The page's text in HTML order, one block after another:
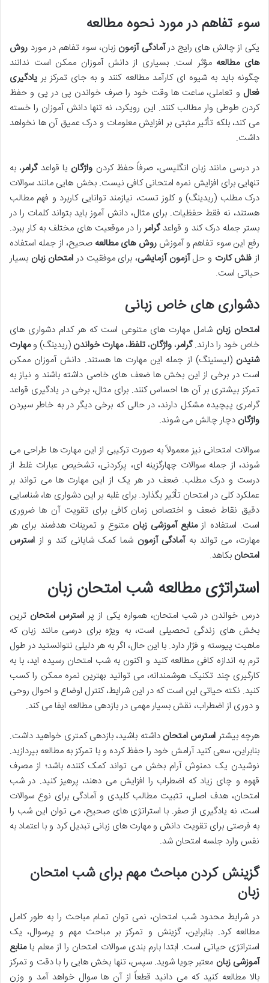
سوء تفاهم در مورد نحوه مطالعه
یکی از چالش های رایج درآمادگی آزمون زبان، سوء تفاهم در مورد روش
های مطالعه مؤثر است. بسیاری از دانش آموزان ممکن است ندانند
چگونه باید به شیوه ای کارآمد مطالعه کنند و به جای تمرکز بر یادگیری
فعال و تعاملی، ساعت ها وقت خود را صرف خواندن پی در پی و حفظ
کردن طوطی وار مطالب کنند. این رویکرد، نه تنها دانش آموزان را خسته
می کند، بلکه تأثیر مثبتی بر افزایش معلومات و درک عمیق آن ها نخواهد
داشت.
در درسی مانند زبان انگلیسی، صرفاً حفظ کردن واژگان یا قواعدگرامر، به
تنهایی برای افزایش نمره امتحانی کافی نیست. بخش هایی مانند سوالات
درک مطلب (ریدینگ) و کلوز تست، نیازمند توانایی کاربرد و فهم مطالب
هستند، نه فقط حفظیات. برای مثال، دانش آموز باید بتواند کلمات را در
بستر جمله درک کند و قواعدگرامررا در موقعیت های مختلف به کار ببرد.
رفع این سوء تفاهم و آموزشروش های مطالعه صحیح، از جمله استفاده
ازفلش کارت و حلآزمون آزمایشی، برای موفقیت درامتحان زبان بسیار
حیاتی است.
دشواری های خاص زبانی
امتحان زبان شامل مهارت های متنوعی است که هر کدام دشواری های
خاص خود را دارند.گرامر، واژگان، تلفظ،مهارت خواندن (ریدینگ) ومهارت
شنیدن (لیسنینگ) از جمله این مهارت ها هستند. دانش آموزان ممکن
است در برخی از این بخش ها ضعف های خاصی داشته باشند و نیاز به
تمرکز بیشتری بر آن ها احساس کنند. برای مثال، برخی در یادگیری قواعد
گرامری پیچیده مشکل دارند، در حالی که برخی دیگر در به خاطر سپردن
واژگان دچار چالش می شوند.
سوالات امتحانی نیز معمولاً به صورت ترکیبی از این مهارت ها طراحی می
شوند، از جمله سوالات چهارگزینه ای، پرکردنی، تشخیص عبارات غلط از
درست و درک مطلب. ضعف در هر یک از این مهارت ها می تواند بر
عملکرد کلی در امتحان تأثیر بگذارد. برای غلبه بر این دشواری ها، شناسایی
دقیق نقاط ضعف و اختصاص زمان کافی برای تقویت آن ها ضروری
است. استفاده ازمنابع آموزشی زبان متنوع و تمرینات هدفمند برای هر
مهارت، می تواند بهآمادگی آزمون شما کمک شایانی کند و از استرس
امتحان بکاهد.
استراتژی مطالعه شب امتحان زبان
درس خواندن در شب امتحان، همواره یکی از پراسترس امتحان ترین
بخش های زندگی تحصیلی است، به ویژه برای درسی مانند زبان که
ماهیت پیوسته و فرّار دارد. با این حال، اگر به هر دلیلی نتوانستید در طول
ترم به اندازه کافی مطالعه کنید و اکنون به شب امتحان رسیده اید، با به
کارگیری چند تکنیک هوشمندانه، می توانید بهترین نمره ممکن را کسب
کنید. نکته حیاتی این است که در این شرایط، کنترل اوضاع و احوال روحی
و دوری از اضطراب، نقش بسیار مهمی در بازدهی مطالعه ایفا می کند.
هرچه بیشتراسترس امتحان داشته باشید، بازدهی کمتری خواهید داشت.
بنابراین، سعی کنید آرامش خود را حفظ کرده و با تمرکز به مطالعه بپردازید.
نوشیدن یک دمنوش آرام بخش می تواند کمک کننده باشد؛ از مصرف
قهوه و چای زیاد که اضطراب را افزایش می دهند، پرهیز کنید. در شب
امتحان، هدف اصلی، تثبیت مطالب کلیدی و آمادگی برای نوع سوالات
است، نه یادگیری از صفر. با استراتژی های صحیح، می توان این شب را
به فرصتی برای تقویت دانش و مهارت های زبانی تبدیل کرد و با اعتماد به
نفس وارد جلسه امتحان شد.
گزینش کردن مباحث مهم برای شب امتحان
زبان
در شرایط محدود شب امتحان، نمی توان تمام مباحث را به طور کامل
مطالعه کرد. بنابراین، گزینش و تمرکز بر مباحث مهم و پرسوال، یک
استراتژی حیاتی است. ابتدا بارم بندی سوالات امتحان را از معلم یامنابع
آموزشی زبان معتبر جویا شوید. سپس، تنها بخش هایی را با دقت و تمرکز
بالا مطالعه کنید که می دانید قطعاً از آن ها سوال خواهد آمد و وزن